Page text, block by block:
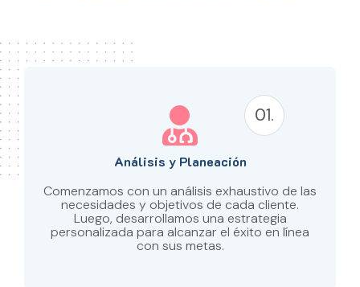
01.
Análisis y Planeación
Comenzamos con un análisis exhaustivo de las
necesidades y objetivos de cada cliente.
Luego, desarrollamos una estrategia
personalizada para alcanzar el éxito en línea
con sus metas.